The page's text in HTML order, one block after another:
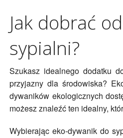
Jak dobrać
sypialni?
Szukasz idealnego dodatku
przyjazny dla środowiska?
dywaników ekologicznych
możesz znaleźć ten idealny,
Wybierając eko-dywanik do